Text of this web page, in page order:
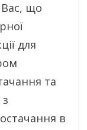
Вас, що
для
та
в